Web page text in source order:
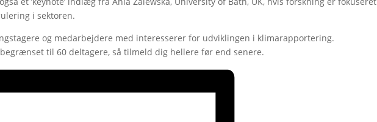
i sektoren.
og medarbejdere med interesserer for udviklingen i klimarapportering.
til 60 deltagere, så tilmeld dig hellere før end senere.